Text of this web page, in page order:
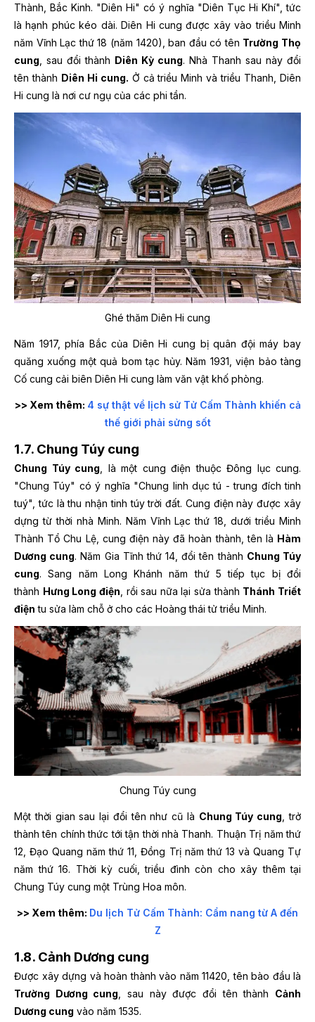
Thành, Bắc Kinh. "Diên Hi" có ý nghĩa "Diên Tục Hi Khí", tức
là hạnh phúc kéo dài.Diên Hi cung được xây vào triều Minh
năm Vĩnh Lạc thứ 18 (năm 1420), ban đầu có tên Trường Thọ
cung , sau đổi thành Diên Kỳ cung. Nhà Thanh sau này đổi
tên thành Diên Hi cung. Ở cả triều Minh và triều Thanh, Diên
Hi cung là nơi cư ngụ của các phi tần.
Ghé thăm Diên Hi cung
Năm 1917, phía Bắc của Diên Hi cung bị quân đội máy bay
quăng xuống một quả bom tạc hủy. Năm 1931, viện bảo tàng
Cố cung cải biên Diên Hi cung làm văn vật khố phòng.
>> Xem thêm: 4 sự thật về lịch sử Tử Cấm Thành khiến cả
thế giới phải sửng sốt
1.7. Chung Túy cung
Chung Túy cung , là một cung điện thuộc Đông lục cung.
"Chung Túy" có ý nghĩa "Chung linh dục tú - trung đích tinh
tuý", tức là thu nhận tinh túy trời đất. Cung điện này được xây
dựng từ thời nhà Minh. Năm Vĩnh Lạc thứ 18, dưới triều Minh
Thành Tổ Chu Lệ, cung điện này đã hoàn thành, tên là Hàm
Dương cung. Năm Gia Tĩnh thứ 14, đổi tên thành Chung Túy
cung. Sang năm Long Khánh năm thứ 5 tiếp tục bị đổi
thành Hưng Long điện , rồi sau nữa lại sửa thành Thánh Triết
điện tu sửa làm chỗ ở cho các Hoàng thái tử triều Minh.
Chung Túy cung
Một thời gian sau lại đổi tên như cũ là Chung Túy cung , trở
thành tên chính thức tới tận thời nhà Thanh. Thuận Trị năm thứ
12, Đạo Quang năm thứ 11, Đồng Trị năm thứ 13 và Quang Tự
năm thứ 16. Thời kỳ cuối, triều đình còn cho xây thêm tại
Chung Túy cung một Trùng Hoa môn.
>> Xem thêm: Du lịch Tử Cấm Thành: Cẩm nang từ A đến
Z
1.8. Cảnh Dương cung
Được xây dựng và hoàn thành vào năm 11420, tên bào đầu là
Trường Dương cung , sau này được đổi tên thành Cảnh
Dương cung vào năm 1535.